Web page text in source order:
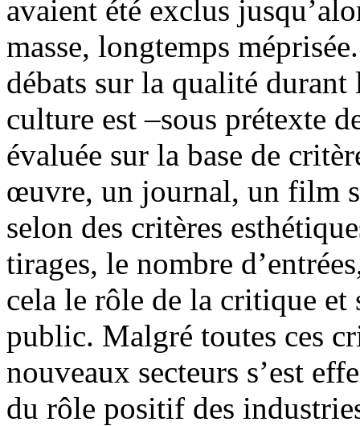
avaient été exclus
masse, longtemps
débats sur la qualité
culture est –sous prétexte
évaluée sur la base de
œuvre, un journal, un film
selon des critères
tirages, le nombre
cela le rôle de la critique
public. Malgré toutes ces
nouveaux secteurs s’est
du rôle positif des